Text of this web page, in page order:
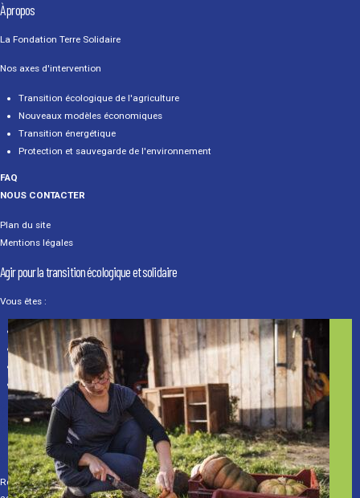
À propos
La Fondation Terre Solidaire
Nos axes d'intervention
Transition écologique de l'agriculture
Nouveaux modèles économiques
Transition énergétique
Protection et sauvegarde de l'environnement
FAQ
NOUS CONTACTER
Plan du site
Mentions légales
Agir pour la transition écologique et solidaire
Vous êtes :
Un particulier
Une association
Une entreprise
Un média
Renouvelé en 2022, la Fondation Terre Solidaire bénéficie du label IDEAS depuis